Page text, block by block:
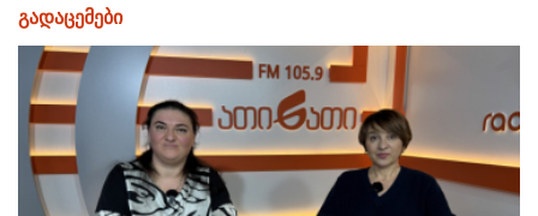
გადაცემები